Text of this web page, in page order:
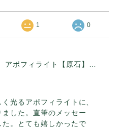
1 0
光るアポフィライトに、
した。直筆のメッセー
。とても嬉しかったで